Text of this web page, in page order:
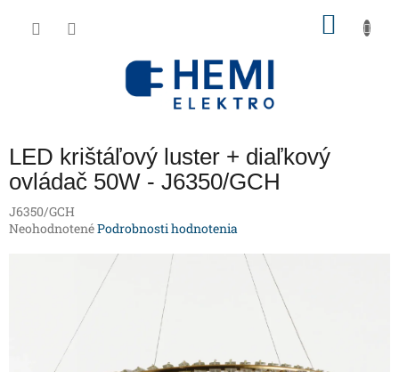
LED krištáľový luster + diaľkový
ovládač 50W - J6350/GCH
J6350/GCH
Priemerné
hviezdičiek.
NeohodnotenéPodrobnosti hodnotenia